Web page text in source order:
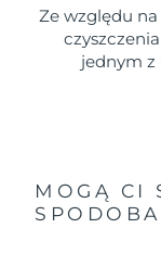
Ze względu na
jednym z
MOGĄ CI